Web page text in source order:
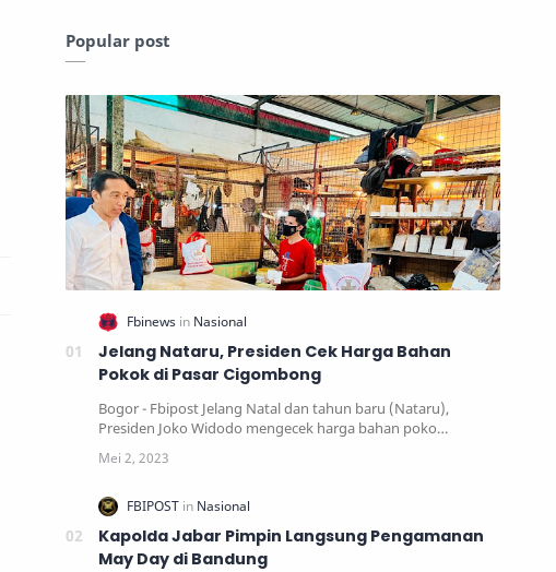
Popular post
Jelang Nataru, Presiden Cek Harga Bahan
Pokok di Pasar Cigombong
Bogor - Fbipost Jelang Natal dan tahun baru (Nataru),
Presiden Joko Widodo mengecek harga bahan poko…
Kapolda Jabar Pimpin Langsung Pengamanan
May Day di Bandung